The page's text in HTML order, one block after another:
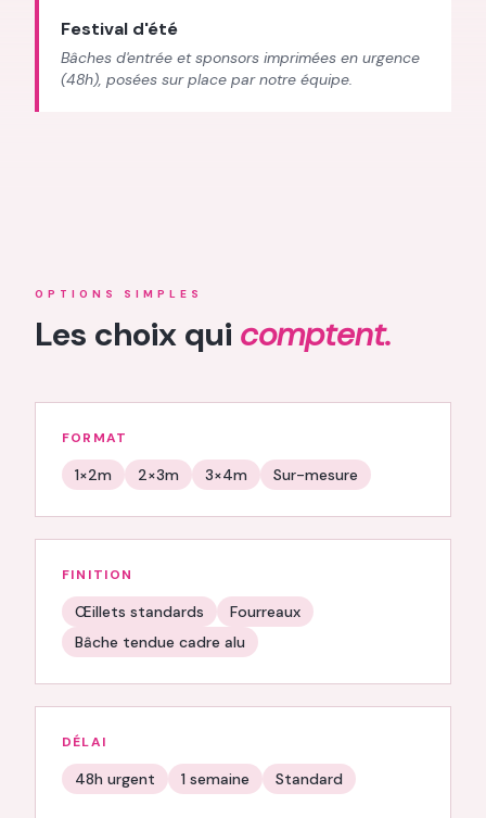
Festival d'été
Bâches d'entrée et sponsors imprimées en urgence
(48h), posées sur place par notre équipe.
OPTIONS SIMPLES
Les choix qui comptent.
FORMAT
1×2m 2×3m 3×4m Sur-mesure
FINITION
Œillets standards
Fourreaux
Bâche tendue cadre alu
DÉLAI
48h urgent 1 semaine Standard